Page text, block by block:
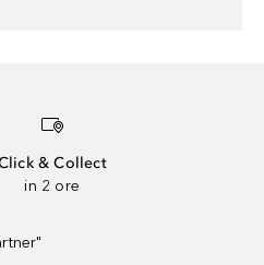
& Collect
in 2 ore